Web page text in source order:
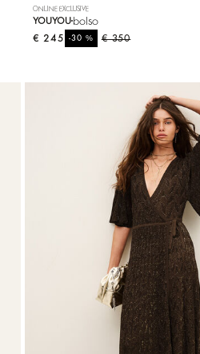
ONLINE EXCLUSIVE
YOUYOUbolso
€ 350
-30 %
€ 245